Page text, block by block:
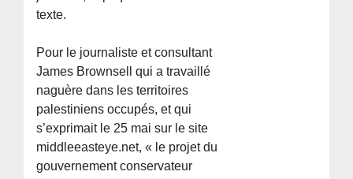
texte.
Pour le journaliste et consultant
James Brownsell qui a travaillé
naguère dans les territoires
palestiniens occupés, et qui
s’exprimait le 25 mai sur le site
middleeasteye.net, « le projet du
gouvernement conservateur